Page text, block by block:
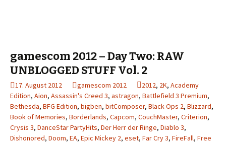
gamescom 2012 – Day Two: RAW
UNBLOGGED STUFF Vol. 2
17. August 2012 gamescom 2012 2012, 2K, Academy
Edition, Aion, Assassin's Creed 3, astragon, Battlefield 3 Premium,
Bethesda, BFG Edition, bigben, bitComposer, Black Ops 2, Blizzard,
Book of Memories, Borderlands, Capcom, CouchMaster, Criterion,
Crysis 3, DanceStar PartyHits, Der Herr der Ringe, Diablo 3,
Dishonored, Doom, EA, Epic Mickey 2, eset, Far Cry 3, FireFall, Free